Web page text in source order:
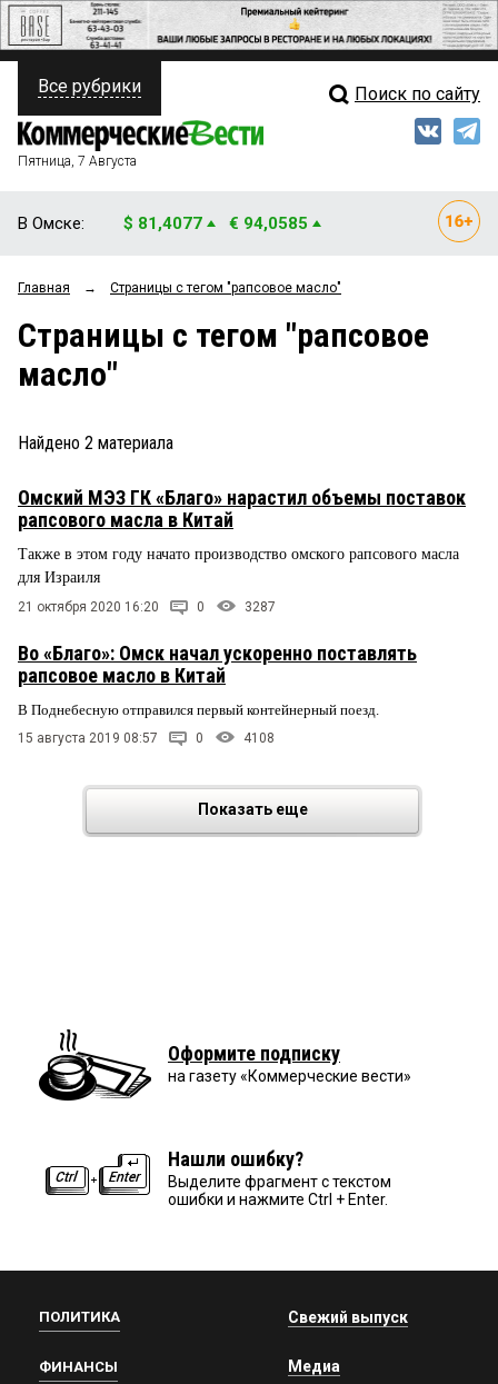
ПОЛИТИКА
ФИНАНСЫ
ОБЩЕСТВО
ЗАКОН
ПРОИСШЕСТВИЯ
СТИЛЬ ЖИЗНИ
Свежий выпуск
Мнения
Рейтинги
Все рубрики Поиск по сайту
Пятница, 7 Августа
В Омске: $ 81,4077 € 94,0585
Главная → Страницы c тегом "рапсовое масло"
Страницы c тегом "рапсовое
масло"
Найдено 2 материала
Омский МЭЗ ГК «Благо» нарастил объемы поставок
рапсового масла в Китай
Также в этом году начато производство омского рапсового масла
для Израиля
21 октября 2020 16:20 0 3287
Во «Благо»: Омск начал ускоренно поставлять
рапсовое масло в Китай
В Поднебесную отправился первый контейнерный поезд.
15 августа 2019 08:57 0 4108
Показать еще
Оформите подписку
на газету «Коммерческие вести»
Нашли ошибку?
Выделите фрагмент с текстом
ошибки и нажмите Ctrl + Enter.
ПОЛИТИКА
ФИНАНСЫ
Свежий выпуск
Медиа